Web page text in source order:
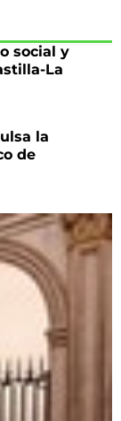
social y
La
la
de